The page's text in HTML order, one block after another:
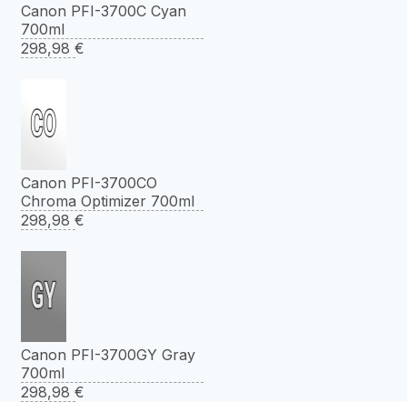
Canon PFI-3700C Cyan
700ml
298,98 €
Canon PFI-3700CO
Chroma Optimizer 700ml
298,98 €
Canon PFI-3700GY Gray
700ml
298,98 €